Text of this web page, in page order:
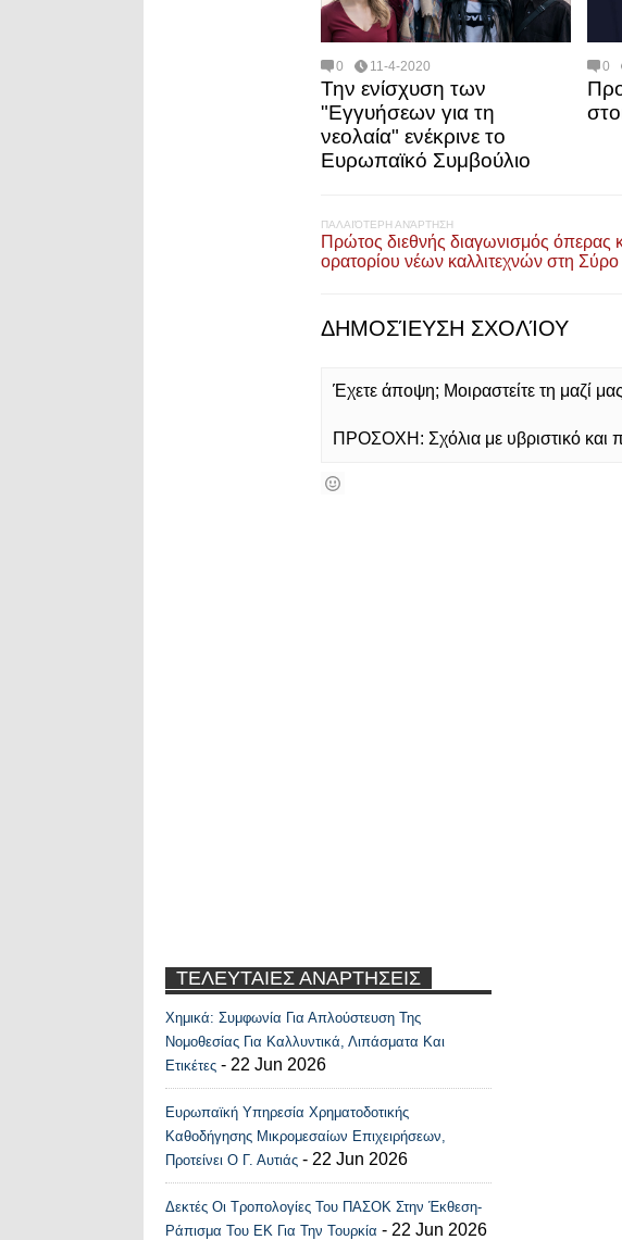
0 11-4-2020
Την ενίσχυση των
"Εγγυήσεων για τη
νεολαία" ενέκρινε το
Ευρωπαϊκό Συμβούλιο
0
ΠΑΛΑΙΌΤΕΡΗ ΑΝΆΡΤΗΣΗ
Πρώτος διεθνής διαγωνισμός όπερας
ορατορίου νέων καλλιτεχνών στη Σύρο
ΔΗΜΟΣΊΕΥΣΗ ΣΧΟΛΊΟΥ
Έχετε άποψη; Μοιραστείτε τη μαζί
ΠΡΟΣΟΧΗ: Σχόλια με υβριστικό και
ΤΕΛΕΥΤΑΙΕΣ ΑΝΑΡΤΗΣΕΙΣ
Recent Posts Widget
Χημικά: Συμφωνία Για Απλούστευση Της
Νομοθεσίας Για Καλλυντικά, Λιπάσματα Και
Ετικέτες - 22 Jun 2026
Ευρωπαϊκή Υπηρεσία Χρηματοδοτικής
Καθοδήγησης Μικρομεσαίων Επιχειρήσεων,
Προτείνει Ο Γ. Αυτιάς - 22 Jun 2026
Δεκτές Οι Τροπολογίες Του ΠΑΣΟΚ Στην Έκθεση-
Ράπισμα Του ΕΚ Για Την Τουρκία - 22 Jun 2026